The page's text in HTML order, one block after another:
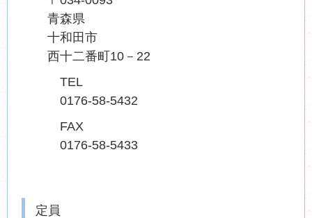
青森県
十和田市
西十二番町10－22
TEL
0176-58-5432
FAX
0176-58-5433
定員